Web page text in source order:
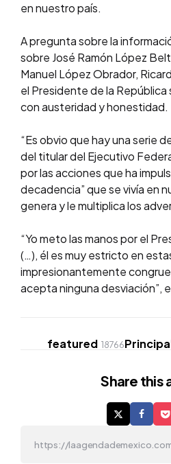
en nuestro país.
A pregunta sobre la
sobre José Ramón López
Manuel López Obrador,
el Presidente de la
con austeridad y honestidad.
“Es obvio que hay una serie
del titular del Ejecutivo
por las acciones que ha
decadencia” que se vivía en
genera y le multiplica los
“Yo meto las manos por el
(…), él es muy estricto en
impresionantemente
acepta ninguna desviación”,
featured 18766
Share this